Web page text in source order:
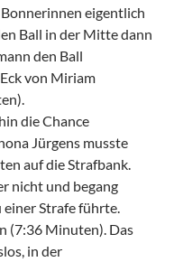
eigentlich
Ball in der Mitte dann
den Ball
von Miriam
die Chance
Jürgens musste
auf die Strafbank.
nicht und begang
einer Strafe führte.
(7:36 Minuten). Das
in der